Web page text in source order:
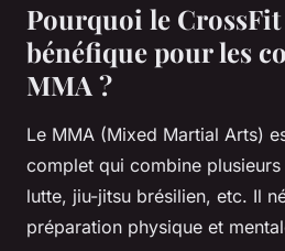
Pourquoi le
bénéfique pour les
MMA ?
Le MMA (Mixed Martial Arts)
complet qui combine
lutte, jiu-jitsu brésilien, etc. Il
préparation physique et